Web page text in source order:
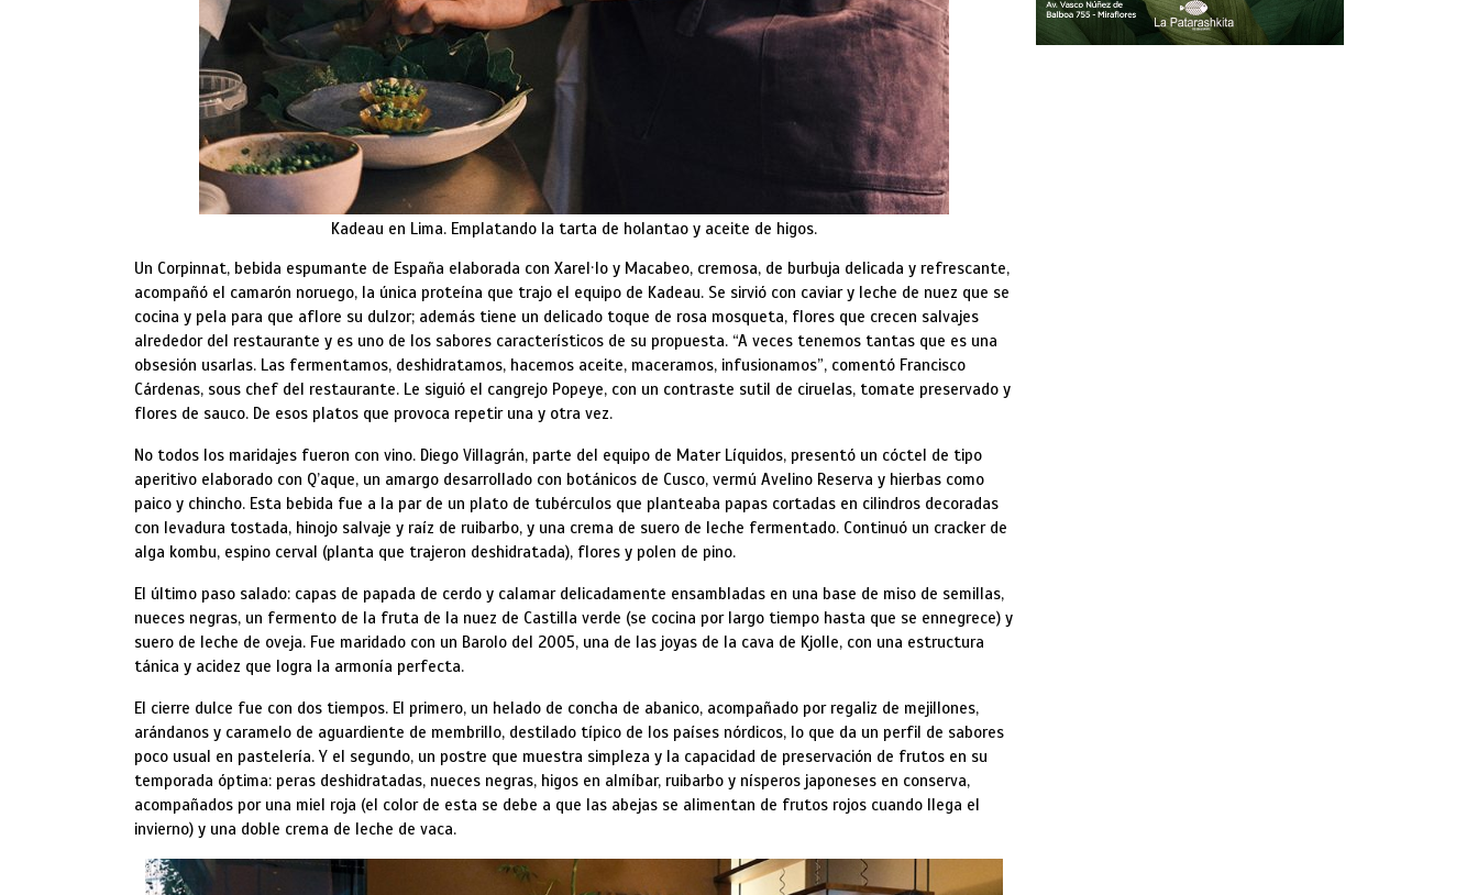
Kadeau en Lima. Emplatando la tarta de holantao y aceite de higos.
Un Corpinnat, bebida espumante de España elaborada con Xarel·lo y Macabeo, cremosa, de burbuja delicada y refrescante,
acompañó el camarón noruego, la única proteína que trajo el equipo de Kadeau. Se sirvió con caviar y leche de nuez que se
cocina y pela para que aflore su dulzor; además tiene un delicado toque de rosa mosqueta, flores que crecen salvajes
alrededor del restaurante y es uno de los sabores característicos de su propuesta. “A veces tenemos tantas que es una
obsesión usarlas. Las fermentamos, deshidratamos, hacemos aceite, maceramos, infusionamos”, comentó Francisco
Cárdenas, sous chef del restaurante. Le siguió el cangrejo Popeye, con un contraste sutil de ciruelas, tomate preservado y
flores de sauco. De esos platos que provoca repetir una y otra vez.
No todos los maridajes fueron con vino. Diego Villagrán, parte del equipo de Mater Líquidos, presentó un cóctel de tipo
aperitivo elaborado con Q’aque, un amargo desarrollado con botánicos de Cusco, vermú Avelino Reserva y hierbas como
paico y chincho. Esta bebida fue a la par de un plato de tubérculos que planteaba papas cortadas en cilindros decoradas
con levadura tostada, hinojo salvaje y raíz de ruibarbo, y una crema de suero de leche fermentado. Continuó un cracker de
alga kombu, espino cerval (planta que trajeron deshidratada), flores y polen de pino.
El último paso salado: capas de papada de cerdo y calamar delicadamente ensambladas en una base de miso de semillas,
nueces negras, un fermento de la fruta de la nuez de Castilla verde (se cocina por largo tiempo hasta que se ennegrece) y
suero de leche de oveja. Fue maridado con un Barolo del 2005, una de las joyas de la cava de Kjolle, con una estructura
tánica y acidez que logra la armonía perfecta.
El cierre dulce fue con dos tiempos. El primero, un helado de concha de abanico, acompañado por regaliz de mejillones,
arándanos y caramelo de aguardiente de membrillo, destilado típico de los países nórdicos, lo que da un perfil de sabores
poco usual en pastelería. Y el segundo, un postre que muestra simpleza y la capacidad de preservación de frutos en su
temporada óptima: peras deshidratadas, nueces negras, higos en almíbar, ruibarbo y nísperos japoneses en conserva,
acompañados por una miel roja (el color de esta se debe a que las abejas se alimentan de frutos rojos cuando llega el
invierno) y una doble crema de leche de vaca.